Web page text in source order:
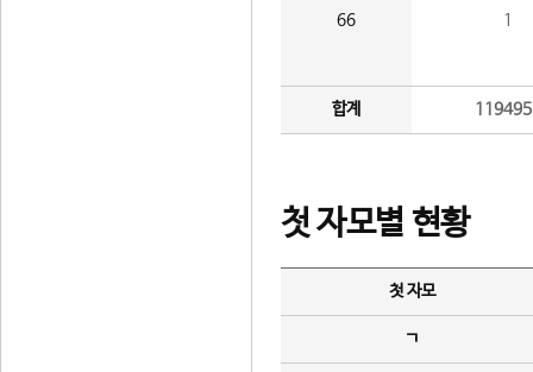
66 1
합계
첫 자모별 현황
첫 자모
ㄱ